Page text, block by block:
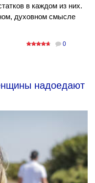
в каждом из них.
духовном смысле
0
надоедают